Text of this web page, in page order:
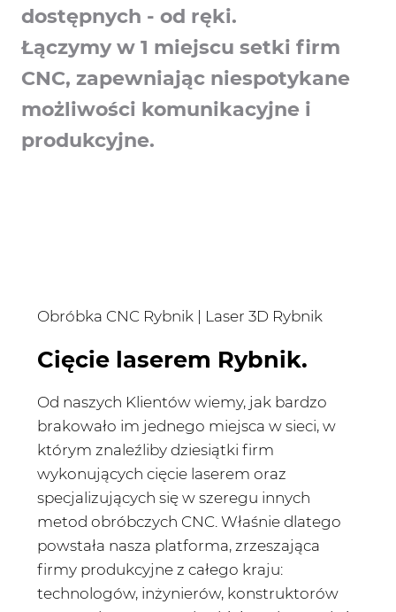
dostępnych - od ręki.
Łączymy w 1 miejscu setki firm
CNC, zapewniając niespotykane
możliwości komunikacyjne i
produkcyjne.
Obróbka CNC Rybnik | Laser 3D Rybnik
Cięcie laserem Rybnik.
Od naszych Klientów wiemy, jak bardzo
brakowało im jednego miejsca w sieci, w
którym znaleźliby dziesiątki firm
wykonujących cięcie laserem oraz
specjalizujących się w szeregu innych
metod obróbczych CNC. Właśnie dlatego
powstała nasza platforma, zrzeszająca
firmy produkcyjne z całego kraju:
technologów, inżynierów, konstruktorów